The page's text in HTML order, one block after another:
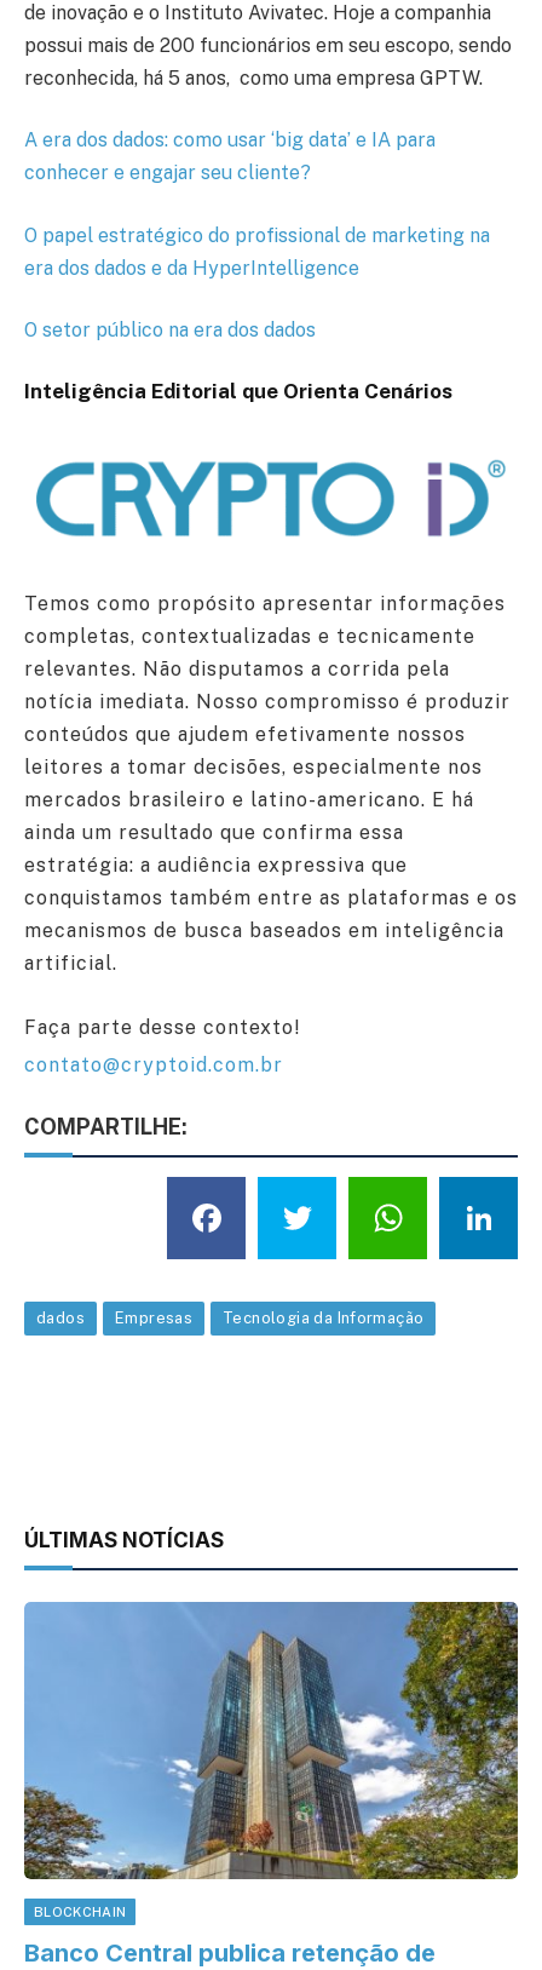
de inovação e o Instituto Avivatec. Hoje a companhia
possui mais de 200 funcionários em seu escopo, sendo
reconhecida, há 5 anos, como uma empresa GPTW.
A era dos dados: como usar ‘big data’ e IA para
conhecer e engajar seu cliente?
O papel estratégico do profissional de marketing na
era dos dados e da HyperIntelligence
O setor público na era dos dados
Inteligência Editorial que Orienta Cenários
Temos como propósito apresentar informações
completas, contextualizadas e tecnicamente
relevantes. Não disputamos a corrida pela
notícia imediata. Nosso compromisso é produzir
conteúdos que ajudem efetivamente nossos
leitores a tomar decisões, especialmente nos
mercados brasileiro e latino-americano. E há
ainda um resultado que confirma essa
estratégia: a audiência expressiva que
conquistamos também entre as plataformas e os
mecanismos de busca baseados em inteligência
artificial.
Faça parte desse contexto!
contato@cryptoid.com.br
COMPARTILHE:
Facebook
Twitter
dados Empresas Tecnologia da Informação
ÚLTIMAS NOTÍCIAS
BLOCKCHAIN
Banco Central publica retenção de